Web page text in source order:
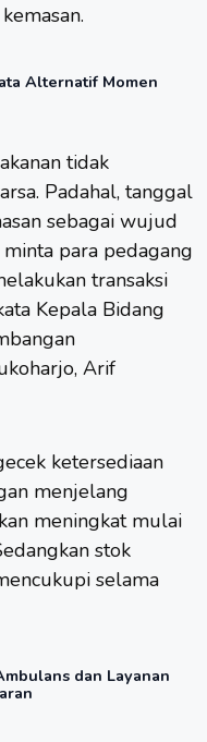
Alternatif Momen
tidak
Padahal, tanggal
sebagai wujud
para pedagang
transaksi
Kepala Bidang
Arif
ketersediaan
menjelang
meningkat mulai
stok
selama
dan Layanan